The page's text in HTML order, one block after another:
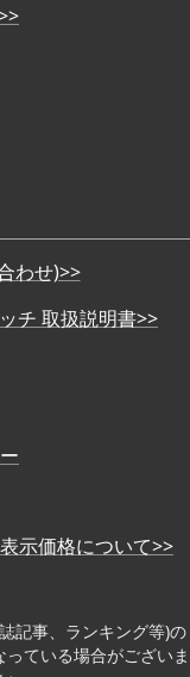
わせ)>>
チ 取扱説明書>>
示価格について>>
記事、ランキング等)の
ている場合がございま